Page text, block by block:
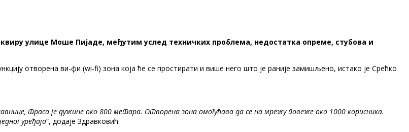
улице Моше Пијаде, међутим услед техничких проблема, недостатка опреме, стубова и
отворена ви-фи (wi-fi) зона која ће се простирати и више него што је раније замишљено, истако је Срећко
траса је дужине око 800 метара. Отворена зона омогућава да се на мрежу повеже око 1000 корисника.
уређаја“, додаје Здравковић.